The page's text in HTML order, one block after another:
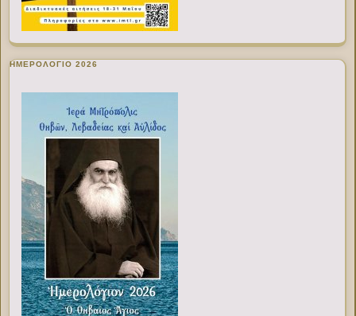
ΗΜΕΡΟΛΟΓΙΟ 2026